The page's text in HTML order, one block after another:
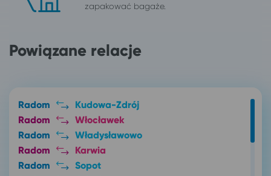
zapakować bagaże.
Powiązane relacje
Radom
Kudowa-Zdrój
Radom
Włocławek
Radom
Władysławowo
Radom
Karwia
Radom
Sopot